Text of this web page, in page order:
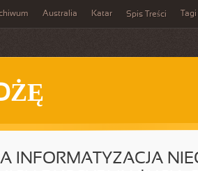
Australia Katar Spis Treści Tagi
INFORMATYZACJA